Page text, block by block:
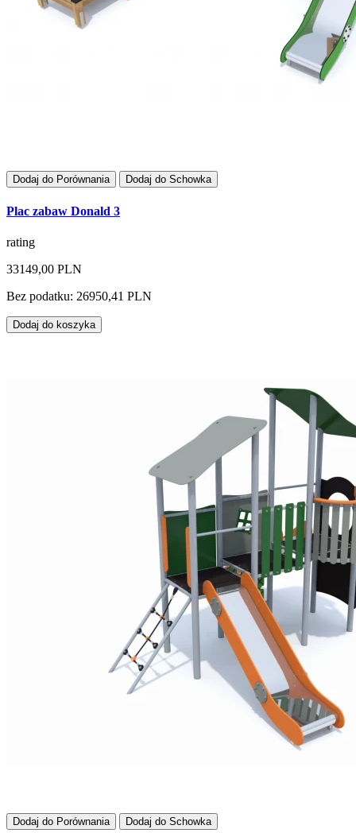
Dodaj do Porównania Dodaj do Schowka
Plac zabaw Donald 3
rating
33149,00 PLN
Bez podatku: 26950,41 PLN
Dodaj do koszyka
Dodaj do Porównania Dodaj do Schowka